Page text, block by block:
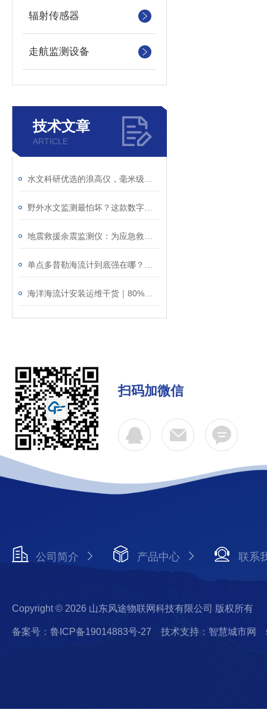
辐射传感器
走航监测设备
技术文章
ARTICLE
扫码加微信
公司简介 产品中心 联系
Copyright © 2026 山东风途物联网科技有限公司 版权所有
备案号：鲁ICP备19014883号-27 技术支持：智慧城市网